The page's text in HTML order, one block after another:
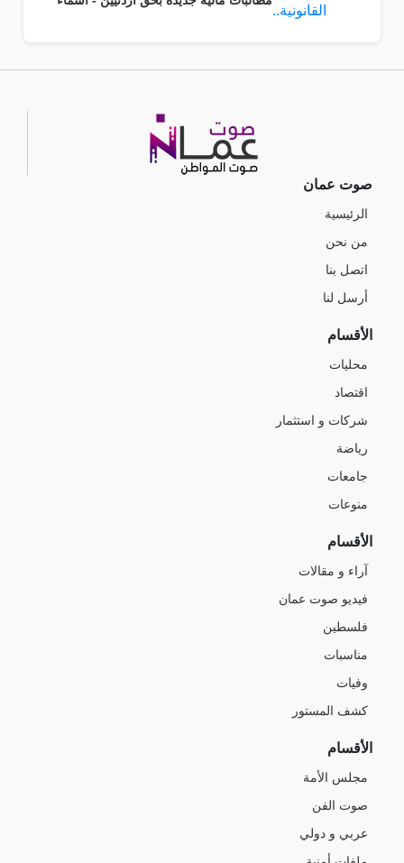
صوت عمان
الرئيسية
من نحن
اتصل بنا
أرسل لنا
الأقسام
محليات
اقتصاد
شركات و استثمار
رياضة
جامعات
منوعات
الأقسام
آراء و مقالات
فيديو صوت عمان
فلسطين
مناسبات
وفيات
كشف المستور
الأقسام
مجلس الأمة
صوت الفن
عربي و دولي